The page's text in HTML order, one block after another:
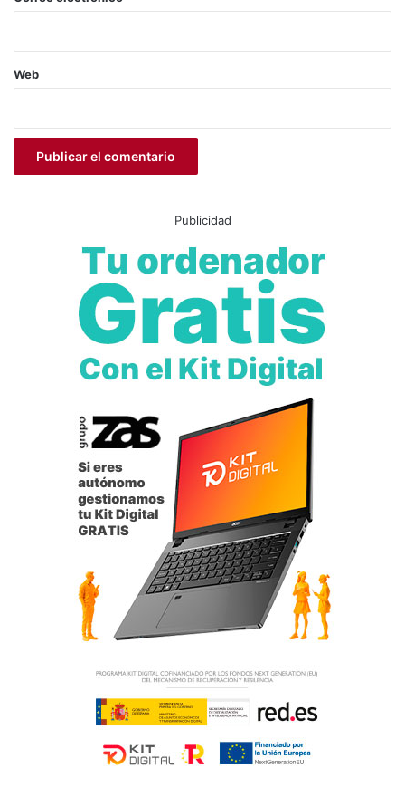
de las grandes producciones —Poncia,El barbero de
Las entradas y abonos estarán disponibles
desde septiembre, también en taquilla del Teatro
Cervantes.
Anabel Alonso Antonio Molero
cultura Petrer El Brujo
Fernando Portillo Lolita Flores
Pepe Viyuela Petrer
Teatro Cervantes
Web
Publicidad